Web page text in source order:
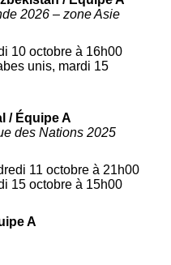
2026 – zone Asie
10 octobre à 16h00
unis, mardi 15
/ Équipe A
des Nations 2025
11 octobre à 21h00
15 octobre à 15h00
A